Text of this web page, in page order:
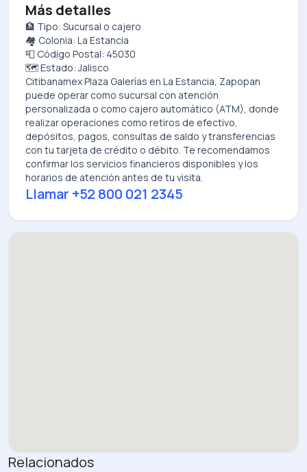
Más detalles
🏦 Tipo: Sucursal o cajero
🏘️ Colonia: La Estancia
📮 Código Postal: 45030
🗺️ Estado: Jalisco
Citibanamex Plaza Galerías en La Estancia, Zapopan
puede operar como sucursal con atención
personalizada o como cajero automático (ATM), donde
realizar operaciones como retiros de efectivo,
depósitos, pagos, consultas de saldo y transferencias
con tu tarjeta de crédito o débito. Te recomendamos
confirmar los servicios financieros disponibles y los
horarios de atención antes de tu visita.
Llamar +52 800 021 2345
Relacionados